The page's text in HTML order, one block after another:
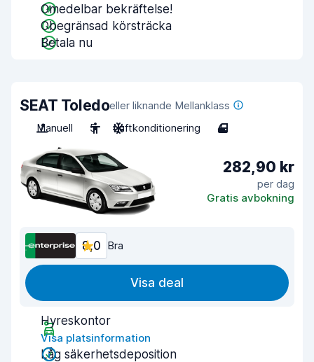
Omedelbar bekräftelse!
Obegränsad körsträcka
Betala nu
SEAT Toledoeller liknande Mellanklass
Manuell
5 Luftkonditionering 4
282,90 kr
per dag
Gratis avbokning
8,0 Bra
Visa deal
Hyreskontor
Visa platsinformation
Låg säkerhetsdeposition